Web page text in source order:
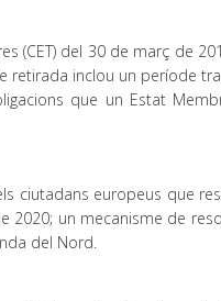
(CET) del 30 de març de
retirada inclou un període
que un Estat
ciutadans europeus que
2020; un mecanisme de
del Nord.